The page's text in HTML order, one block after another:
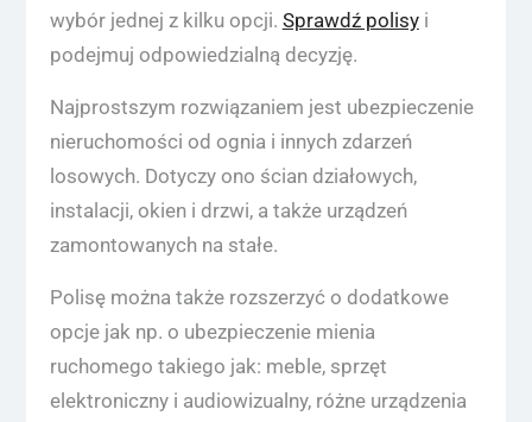
wybór jednej z kilku opcji. Sprawdź polisyi
podejmuj odpowiedzialną decyzję.
Najprostszym rozwiązaniem jest ubezpieczenie
nieruchomości od ognia i innych zdarzeń
losowych. Dotyczy ono ścian działowych,
instalacji, okien i drzwi, a także urządzeń
zamontowanych na stałe.
Polisę można także rozszerzyć o dodatkowe
opcje jak np. o ubezpieczenie mienia
ruchomego takiego jak: meble, sprzęt
elektroniczny i audiowizualny, różne urządzenia